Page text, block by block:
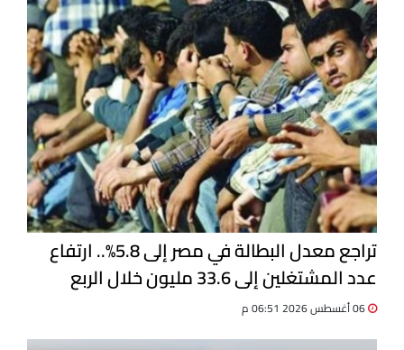
تراجع معدل البطالة في مصر إلى 5.8%.. ارتفاع
عدد المشتغلين إلى 33.6 مليون خلال الربع
الثاني 2026